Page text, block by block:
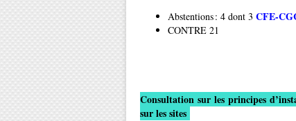
Abstentions : 4 dont 3 CFE-
CONTRE 21
Consultation sur les principes
sur les sites